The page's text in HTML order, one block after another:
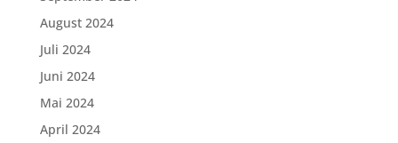
August 2024
Juli 2024
Juni 2024
Mai 2024
April 2024